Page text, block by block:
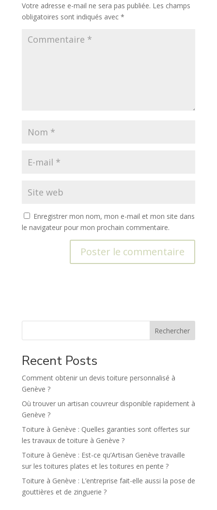
Votre adresse e-mail ne sera pas publiée. Les champs
obligatoires sont indiqués avec *
Enregistrer mon nom, mon e-mail et mon site dans
le navigateur pour mon prochain commentaire.
i
e
:
Rechercher
Recent Posts
Comment obtenir un devis toiture personnalisé à
Genève ?
Où trouver un artisan couvreur disponible rapidement à
Genève ?
Toiture à Genève : Quelles garanties sont offertes sur
les travaux de toiture à Genève ?
Toiture à Genève : Est-ce qu’Artisan Genève travaille
sur les toitures plates et les toitures en pente ?
Toiture à Genève : L’entreprise fait-elle aussi la pose de
gouttières et de zinguerie ?